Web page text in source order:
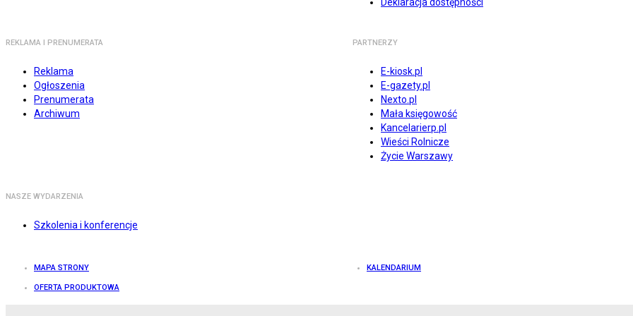
REKLAMA I PRENUMERATA
Reklama
Ogłoszenia
Prenumerata
Archiwum
PARTNERZY
E-kiosk.pl
E-gazety.pl
Nexto.pl
Mała księgowość
Kancelarierp.pl
Wieści Rolnicze
Życie Warszawy
NASZE WYDARZENIA
Szkolenia i konferencje
MAPA STRONY KALENDARIUM
OFERTA PRODUKTOWA